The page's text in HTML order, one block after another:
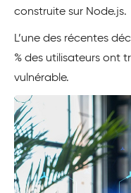
construite sur Node.js.
L’une des récentes
% des utilisateurs ont
vulnérable.